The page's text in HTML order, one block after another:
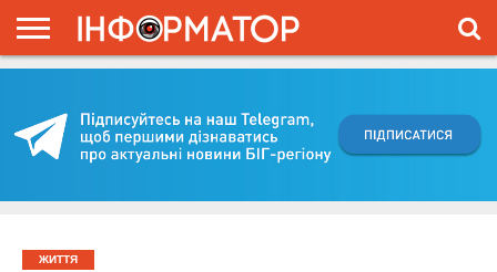
ПРОЄКТ
ЖИТТЯ